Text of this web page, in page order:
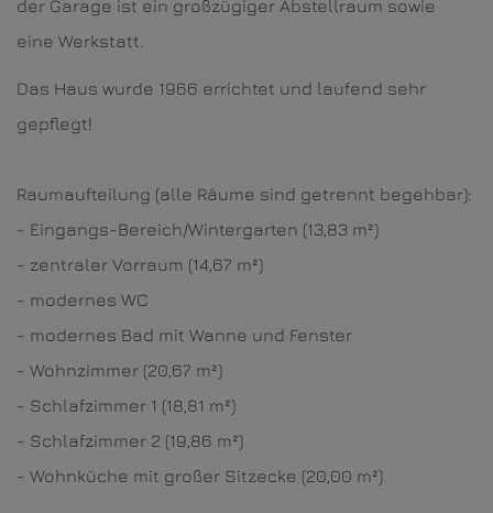
der Garage ist ein großzügiger Abstellraum sowie
eine Werkstatt.
Das Haus wurde 1966 errichtet und laufend sehr
gepflegt!
Raumaufteilung (alle Räume sind getrennt begehbar):
- Eingangs-Bereich/Wintergarten (13,83 m²)
- zentraler Vorraum (14,67 m²)
- modernes WC
- modernes Bad mit Wanne und Fenster
- Wohnzimmer (20,67 m²)
- Schlafzimmer 1 (18,81 m²)
- Schlafzimmer 2 (19,86 m²)
- Wohnküche mit großer Sitzecke (20,00 m²)